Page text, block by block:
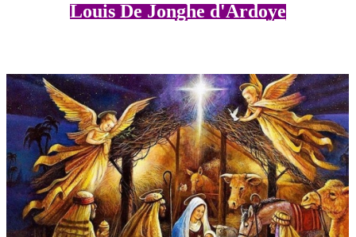
Louis De Jonghe d'Ardoye